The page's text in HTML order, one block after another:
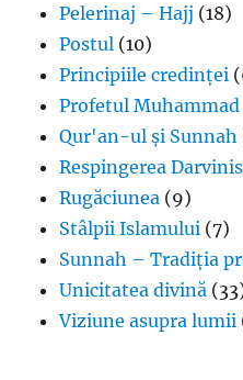
Pelerinaj – Hajj (18)
Postul (10)
Principiile credinței
Profetul Muhammad
Qur'an-ul și Sunnah
Respingerea
Rugăciunea (9)
Stâlpii Islamului (7)
Sunnah – Tradiția
Unicitatea divină
Viziune asupra lumii